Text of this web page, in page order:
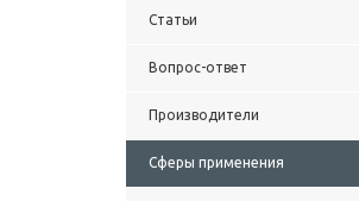
Статьи
Вопрос-ответ
Производители
Сферы применения